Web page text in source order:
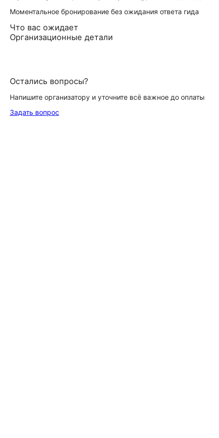
Моментальное бронирование без ожидания ответа гида
Что вас ожидает
Организационные детали
Остались вопросы?
Напишите организатору и уточните всё важное до оплаты
Задать вопрос